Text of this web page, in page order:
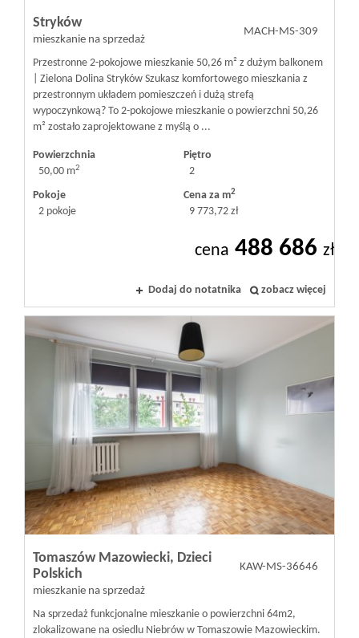
Stryków
mieszkanie na sprzedaż
MACH-MS-309
Przestronne 2-pokojowe mieszkanie 50,26 m² z dużym balkonem
| Zielona Dolina Stryków Szukasz komfortowego mieszkania z
przestronnym układem pomieszczeń i dużą strefą
wypoczynkową? To 2-pokojowe mieszkanie o powierzchni 50,26
m² zostało zaprojektowane z myślą o ...
Powierzchnia
50,00 m2
Piętro
2
Pokoje
2 pokoje
Cena za m2
9 773,72 zł
cena 488 686 zł
Dodaj do notatnika zobacz więcej
Tomaszów Mazowiecki, Dzieci
Polskich
mieszkanie na sprzedaż
KAW-MS-36646
Na sprzedaż funkcjonalne mieszkanie o powierzchni 64m2,
zlokalizowane na osiedlu Niebrów w Tomaszowie Mazowieckim.